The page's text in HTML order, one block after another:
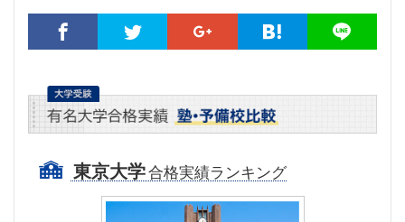
東京大学合格実績ランキング